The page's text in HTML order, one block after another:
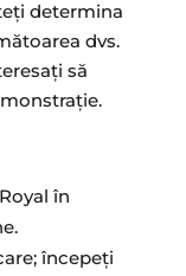
determina
dvs.
să
în
începeți